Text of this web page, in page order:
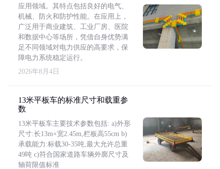
应用领域。其特点包括良好的电气、
机械、防火和防护性能。在应用上，
广泛用于商业建筑、工业厂房、医院
和数据中心等场所，凭借自身优势满
足不同领域对电力供应的高要求，保
障电力系统稳定运行。
2026年8月4日
13米平板车的标准尺寸和载重参
数
13米平板车主要技术参数包括: a)外形
尺寸:长13m×宽2.45m,栏板高55cm b)
承载能力:标载30-35吨,最大允许总重
49吨 c)符合国家道路车辆外廓尺寸及
轴荷限值标准